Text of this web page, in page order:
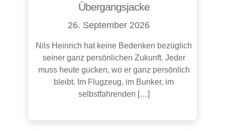
Übergangsjacke
26. September 2026
Nils Heinrich hat keine Bedenken bezüglich
seiner ganz persönlichen Zukunft. Jeder
muss heute gucken, wo er ganz persönlich
bleibt. Im Flugzeug, im Bunker, im
selbstfahrenden […]